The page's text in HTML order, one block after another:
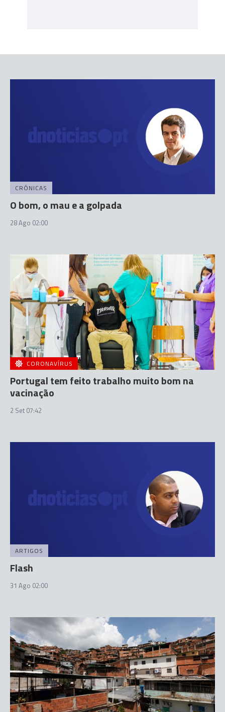
CRÓNICAS
O bom, o mau e a golpada
28 Ago 02:00
CORONAVÍRUS
Portugal tem feito trabalho muito bom na
vacinação
2 Set 07:42
ARTIGOS
Flash
31 Ago 02:00